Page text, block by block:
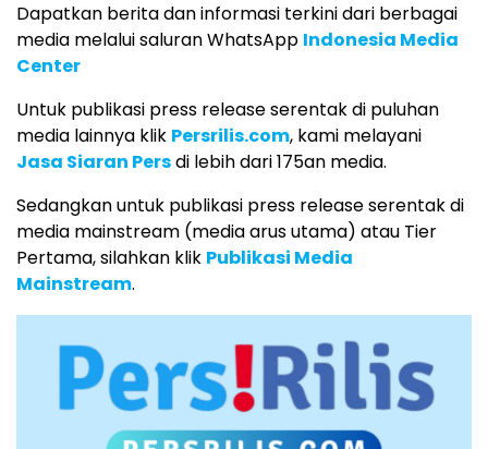
Dapatkan berita dan informasi terkini dari berbagai
media melalui saluran WhatsApp Indonesia Media
Center
Untuk publikasi press release serentak di puluhan
media lainnya klik Persrilis.com, kami melayani
Jasa Siaran Persdi lebih dari 175an media.
Sedangkan untuk publikasi press release serentak di
media mainstream (media arus utama) atau Tier
Pertama, silahkan klik Publikasi Media
Mainstream.